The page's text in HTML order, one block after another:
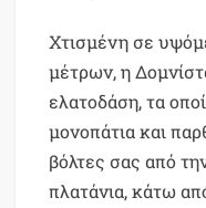
Χτισμένη σε
μέτρων, η
ελατοδάση, τα
μονοπάτια και
βόλτες σας από
πλατάνια, κάτω